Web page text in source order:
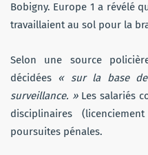
Bobigny. Europe 1 a révélé
travaillaient au sol pour la
Selon une source
décidées « sur la base
surveillance. » Les salariés
disciplinaires
poursuites pénales.